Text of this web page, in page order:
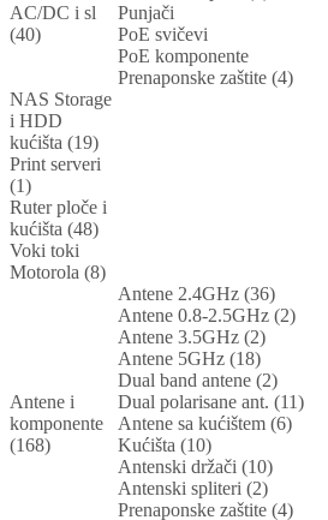
AC/DC i sl
(40)
Punjači
PoE svičevi
PoE komponente
Prenaponske zaštite (4)
NAS Storage
i HDD
kućišta (19)
Print serveri
(1)
Ruter ploče i
kućišta (48)
Voki toki
Motorola (8)
Antene i
komponente
(168)
Antene 2.4GHz (36)
Antene 0.8-2.5GHz (2)
Antene 3.5GHz (2)
Antene 5GHz (18)
Dual band antene (2)
Dual polarisane ant. (11)
Antene sa kućištem (6)
Kućišta (10)
Antenski držači (10)
Antenski spliteri (2)
Prenaponske zaštite (4)